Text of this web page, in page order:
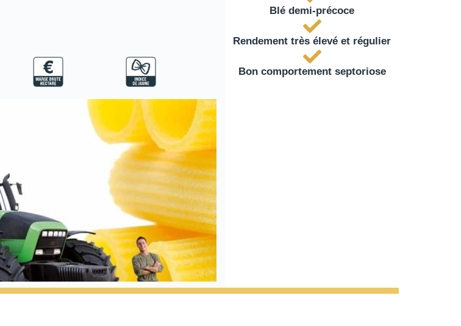
Blé demi-précoce
Rendement très élevé et régulier
Bon comportement septoriose